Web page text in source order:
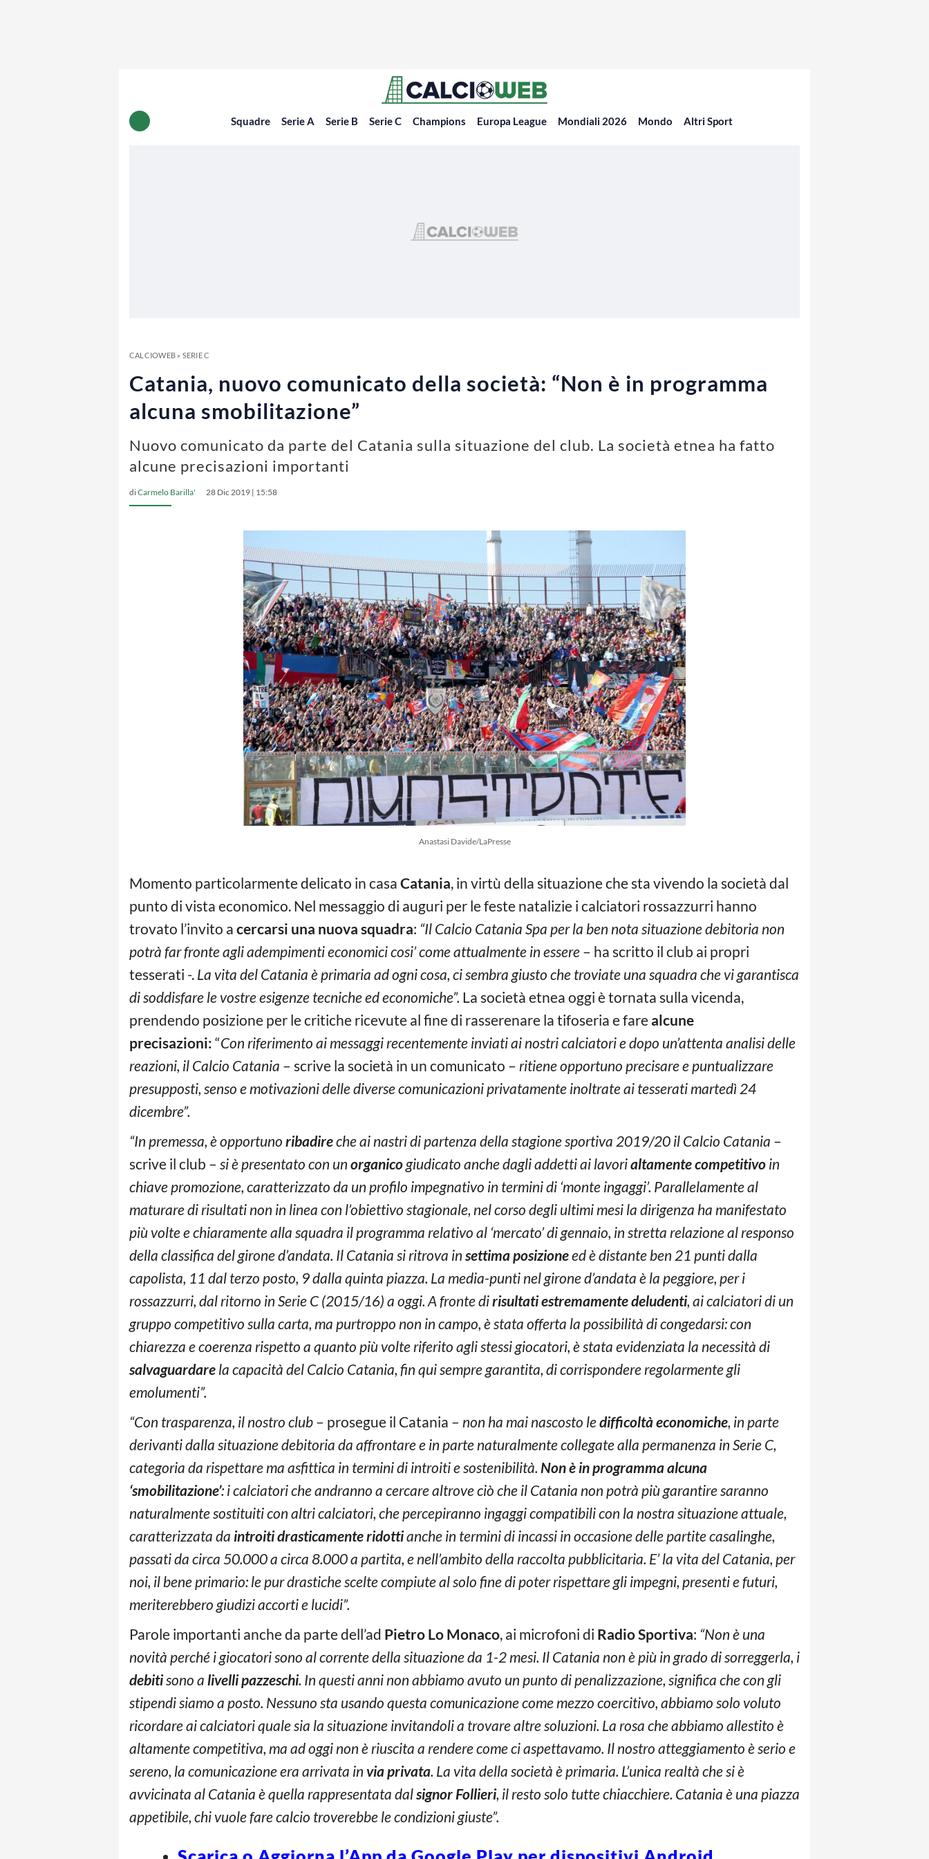
Squadre Serie A Serie B Serie C Champions Europa League Mondiali 2026 Mondo Altri Sport
CALCIOWEB» SERIE C
Catania, nuovo comunicato della società: “Non è in programma
alcuna smobilitazione”
Nuovo comunicato da parte del Catania sulla situazione del club. La società etnea ha fatto
alcune precisazioni importanti
diCarmelo Barilla' 28 Dic 2019 | 15:58
Anastasi Davide/LaPresse
Momento particolarmente delicato in casa Catania, in virtù della situazione che sta vivendo la società dal
punto di vista economico. Nel messaggio di auguri per le feste natalizie i calciatori rossazzurri hanno
trovato l’invito a cercarsi una nuova squadra: “Il Calcio Catania Spa per la ben nota situazione debitoria non
potrà far fronte agli adempimenti economici cosi’ come attualmente in essere – ha scritto il club ai propri
tesserati -. La vita del Catania è primaria ad ogni cosa, ci sembra giusto che troviate una squadra che vi garantisca
di soddisfare le vostre esigenze tecniche ed economiche”. La società etnea oggi è tornata sulla vicenda,
prendendo posizione per le critiche ricevute al fine di rasserenare la tifoseria e fare alcune
precisazioni: “Con riferimento ai messaggi recentemente inviati ai nostri calciatori e dopo un’attenta analisi delle
reazioni, il Calcio Catania – scrive la società in un comunicato – ritiene opportuno precisare e puntualizzare
presupposti, senso e motivazioni delle diverse comunicazioni privatamente inoltrate ai tesserati martedì 24
dicembre”.
“In premessa, è opportuno ribadireche ai nastri di partenza della stagione sportiva 2019/20 il Calcio Catania –
scrive il club – si è presentato con un organicogiudicato anche dagli addetti ai lavorialtamente competitivo in
chiave promozione, caratterizzato da un profilo impegnativo in termini di ‘monte ingaggi’. Parallelamente al
maturare di risultati non in linea con l’obiettivo stagionale, nel corso degli ultimi mesi la dirigenza ha manifestato
più volte e chiaramente alla squadra il programma relativo al ‘mercato’ di gennaio, in stretta relazione al responso
della classifica del girone d’andata. Il Catania si ritrova in settima posizioneed è distante ben 21 punti dalla
capolista, 11 dal terzo posto, 9 dalla quinta piazza. La media-punti nel girone d’andata è la peggiore, per i
rossazzurri, dal ritorno in Serie C (2015/16) a oggi. A fronte dirisultati estremamente deludenti, ai calciatori di un
gruppo competitivo sulla carta, ma purtroppo non in campo, è stata offerta la possibilità di congedarsi: con
chiarezza e coerenza rispetto a quanto più volte riferito agli stessi giocatori, è stata evidenziata la necessità di
salvaguardare la capacità del Calcio Catania, fin qui sempre garantita, di corrispondere regolarmente gli
emolumenti”.
“Con trasparenza, il nostro club – prosegue il Catania – non ha mai nascosto ledifficoltà economiche, in parte
derivanti dalla situazione debitoria da affrontare e in parte naturalmente collegate alla permanenza in Serie C,
categoria da rispettare ma asfittica in termini di introiti e sostenibilità. Non è in programma alcuna
‘smobilitazione’: i calciatori che andranno a cercare altrove ciò che il Catania non potrà più garantire saranno
naturalmente sostituiti con altri calciatori, che percepiranno ingaggi compatibili con la nostra situazione attuale,
caratterizzata da introiti drasticamente ridottianche in termini di incassi in occasione delle partite casalinghe,
passati da circa 50.000 a circa 8.000 a partita, e nell’ambito della raccolta pubblicitaria. E’ la vita del Catania, per
noi, il bene primario: le pur drastiche scelte compiute al solo fine di poter rispettare gli impegni, presenti e futuri,
meriterebbero giudizi accorti e lucidi”.
Parole importanti anche da parte dell’ad Pietro Lo Monaco, ai microfoni di Radio Sportiva: “Non è una
novità perché i giocatori sono al corrente della situazione da 1-2 mesi. Il Catania non è più in grado di sorreggerla, i
debitisono a livelli pazzeschi. In questi anni non abbiamo avuto un punto di penalizzazione, significa che con gli
stipendi siamo a posto. Nessuno sta usando questa comunicazione come mezzo coercitivo, abbiamo solo voluto
ricordare ai calciatori quale sia la situazione invitandoli a trovare altre soluzioni. La rosa che abbiamo allestito è
altamente competitiva, ma ad oggi non è riuscita a rendere come ci aspettavamo. Il nostro atteggiamento è serio e
sereno, la comunicazione era arrivata in via privata. La vita della società è primaria. L’unica realtà che si è
avvicinata al Catania è quella rappresentata dalsignor Follieri, il resto solo tutte chiacchiere. Catania è una piazza
appetibile, chi vuole fare calcio troverebbe le condizioni giuste”.